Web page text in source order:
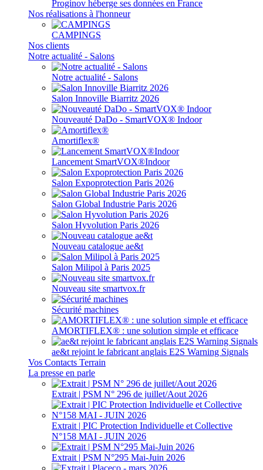
Proginov héberge ses données en France
Nos réalisations à l'honneur
CAMPINGS
Nos clients
Notre actualité - Salons
Notre actualité - Salons
Salon Innoville Biarritz 2026
Nouveauté DaDo - SmartVOX® Indoor
Amortiflex®
Lancement SmartVOX®Indoor
Salon Expoprotection Paris 2026
Salon Global Industrie Paris 2026
Salon Hyvolution Paris 2026
Nouveau catalogue ae&t
Salon Milipol à Paris 2025
Nouveau site smartvox.fr
Sécurité machines
AMORTIFLEX® : une solution simple et efficace
ae&t rejoint le fabricant anglais E2S Warning Signals
Vos Contacts Terrain
La presse en parle
Extrait | PSM N° 296 de juillet/Aout 2026
Extrait | PIC Protection Individuelle et Collective
N°158 MAI - JUIN 2026
Extrait | PSM N°295 Mai-Juin 2026